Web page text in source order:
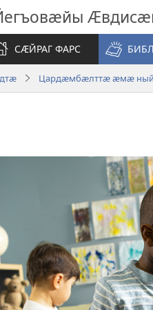
СӔЙРАГ ФАРС
Цардӕмбӕлттӕ ӕмӕ